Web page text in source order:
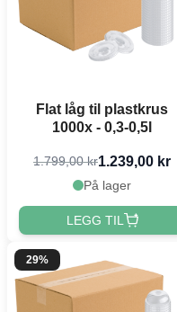
Flat låg til plastkrus
1000x - 0,3-0,5l
1.799,00 kr1.239,00 kr
På lager
LEGG TIL
29%